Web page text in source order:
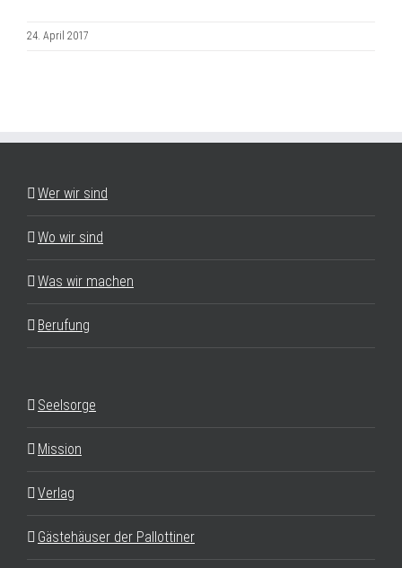
24. April 2017
Wer wir sind
Wo wir sind
Was wir machen
Berufung
Seelsorge
Mission
Verlag
Gästehäuser der Pallottiner